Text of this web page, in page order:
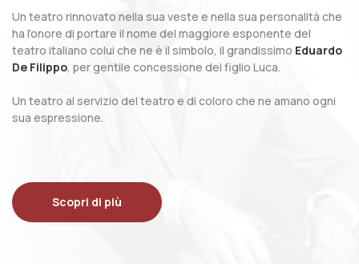
Un teatro rinnovato nella sua veste e nella sua personalità che
ha l’onore di portare il nome del maggiore esponente del
teatro italiano colui che ne è il simbolo, il grandissimo Eduardo
De Filippo, per gentile concessione del figlio Luca.
Un teatro al servizio del teatro e di coloro che ne amano ogni
sua espressione.
Scopri di più